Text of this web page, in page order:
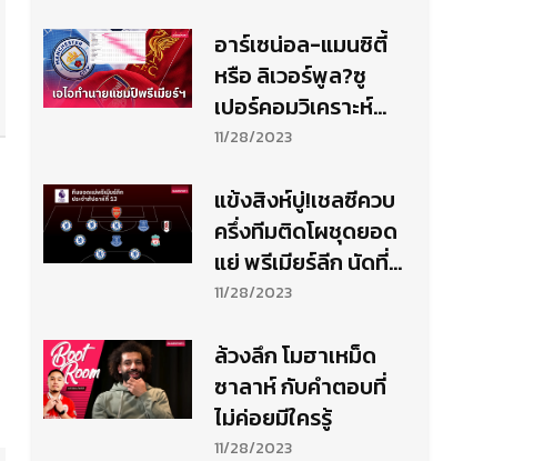
อาร์เซน่อล-แมนซิตี้
หรือ ลิเวอร์พูล?ซู
เปอร์คอมวิเคราะห์
แชมป์พรีเมียร์ฯ
11/28/2023
แข้งสิงห์บู่!เชลซีควบ
ครึ่งทีมติดโผชุดยอด
แย่ พรีเมียร์ลีก นัดที่
13
11/28/2023
ล้วงลึก โมฮาเหม็ด
ซาลาห์ กับคำตอบที่
ไม่ค่อยมีใครรู้
11/28/2023